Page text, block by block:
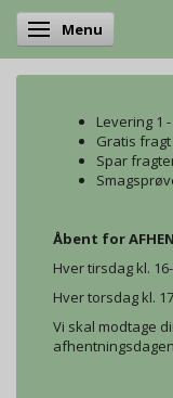
Skifte navigation
Menu
Levering 1
Gratis fragt
Spar
Åbent for
Hver tirsdag kl.
Hver torsdag kl.
Vi skal modtage